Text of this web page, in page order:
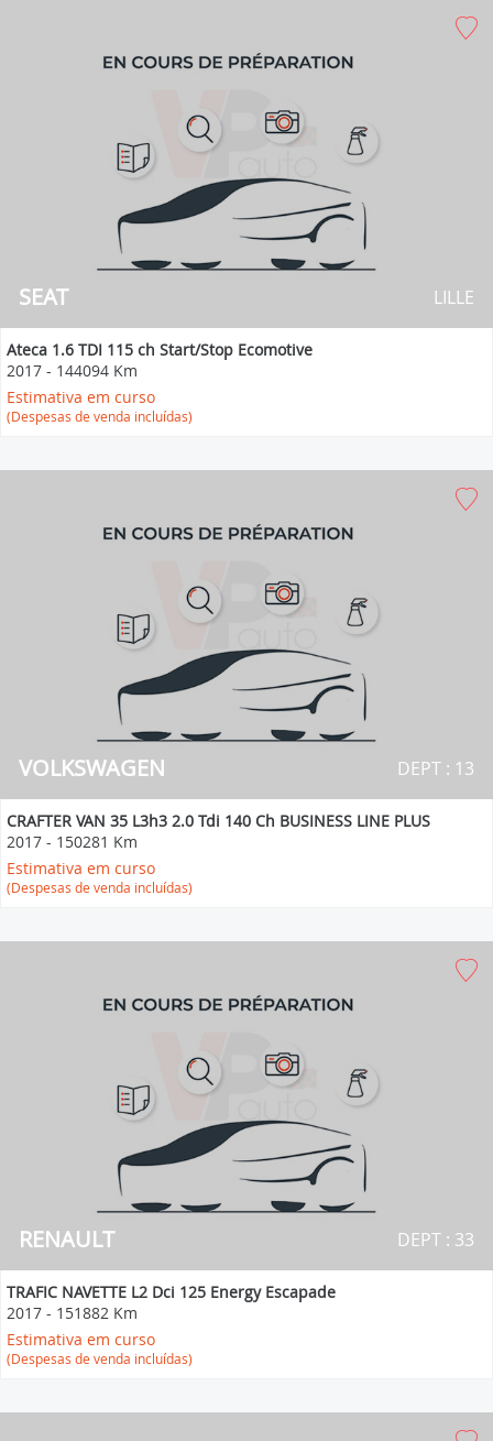
SEAT LILLE
Ateca 1.6 TDI 115 ch Start/Stop Ecomotive
2017 - 144094 Km
Estimativa em curso
(Despesas de venda incluídas)
VOLKSWAGEN DEPT : 13
CRAFTER VAN 35 L3h3 2.0 Tdi 140 Ch BUSINESS LINE PLUS
2017 - 150281 Km
Estimativa em curso
(Despesas de venda incluídas)
RENAULT DEPT : 33
TRAFIC NAVETTE L2 Dci 125 Energy Escapade
2017 - 151882 Km
Estimativa em curso
(Despesas de venda incluídas)